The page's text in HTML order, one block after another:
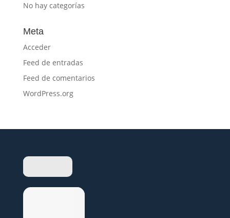
No hay categorías
Meta
Acceder
Feed de entradas
Feed de comentarios
WordPress.org